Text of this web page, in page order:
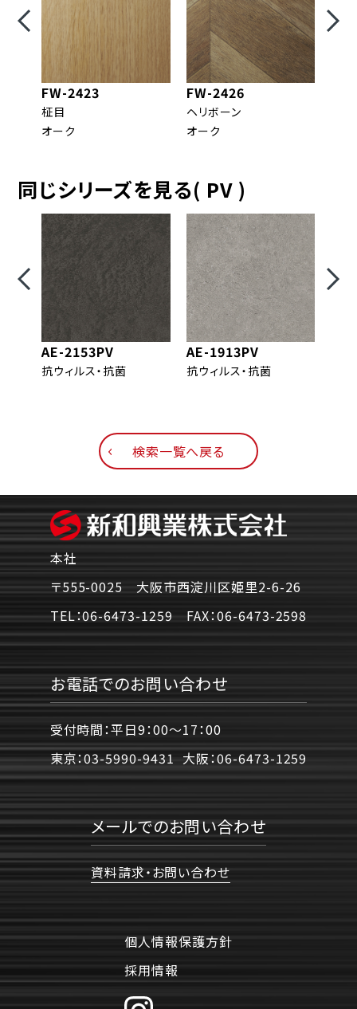
FW-2423
柾目
オーク
FW-2426
ヘリボーン
オーク
同じシリーズを見る( PV )
AE-2153PV
抗ウィルス・抗菌
AE-1913PV
抗ウィルス・抗菌
検索一覧へ戻る
本社
〒555-0025 大阪市西淀川区姫里2-6-26
TEL：06-6473-1259 FAX：06-6473-2598
お電話でのお問い合わせ
受付時間：平日9：00〜17：00
東京：03-5990-9431 大阪：06-6473-1259
メールでのお問い合わせ
資料請求・お問い合わせ
個人情報保護方針
採用情報